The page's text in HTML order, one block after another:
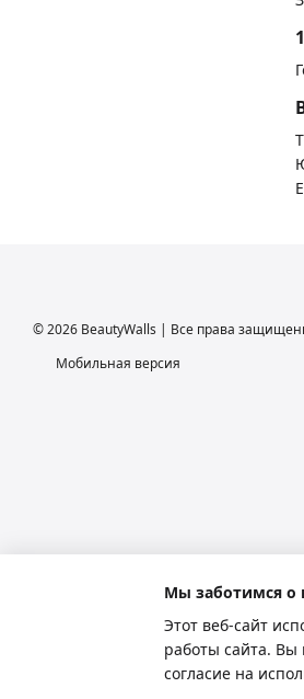
© 2026 BeautyWalls | Все права
Мобильная версия
Интернет-магазин создан с Хорошоп
Мы заботимся о
Этот веб-сайт
работы сайта. Вы
согласие на